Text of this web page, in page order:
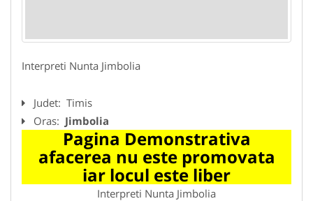
Interpreti Nunta Jimbolia
Judet: Timis
Oras: Jimbolia
Pagina Demonstrativa
afacerea nu este promovata
iar locul este liber
Interpreti Nunta Jimbolia